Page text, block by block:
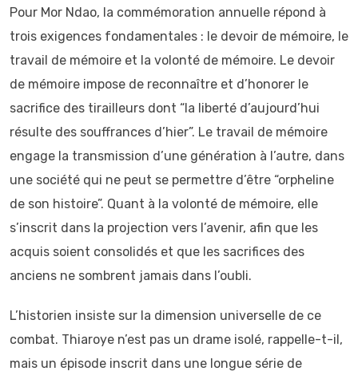
Pour Mor Ndao, la commémoration annuelle répond à
trois exigences fondamentales : le devoir de mémoire, le
travail de mémoire et la volonté de mémoire. Le devoir
de mémoire impose de reconnaître et d’honorer le
sacrifice des tirailleurs dont “la liberté d’aujourd’hui
résulte des souffrances d’hier”. Le travail de mémoire
engage la transmission d’une génération à l’autre, dans
une société qui ne peut se permettre d’être “orpheline
de son histoire”. Quant à la volonté de mémoire, elle
s’inscrit dans la projection vers l’avenir, afin que les
acquis soient consolidés et que les sacrifices des
anciens ne sombrent jamais dans l’oubli.
L’historien insiste sur la dimension universelle de ce
combat. Thiaroye n’est pas un drame isolé, rappelle-t-il,
mais un épisode inscrit dans une longue série de